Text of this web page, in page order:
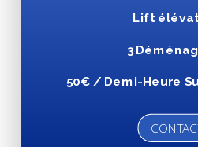
Lift
3
50€ / Demi-Heure